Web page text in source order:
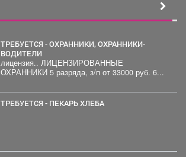
ТРЕБУЕТСЯ - ОХРАННИКИ, ОХРАННИКИ-
ВОДИТЕЛИ
лицензия.. ЛИЦЕНЗИРОВАННЫЕ
ОХРАННИКИ 5 разряда, з/п от 33000 руб. 6...
ТРЕБУЕТСЯ - ПЕКАРЬ ХЛЕБА